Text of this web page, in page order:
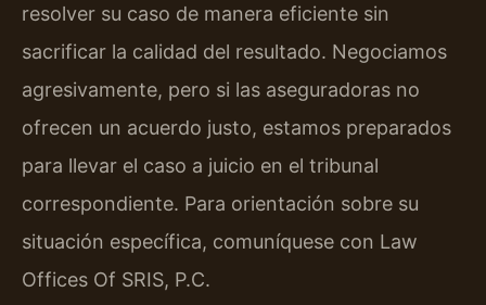
resolver su caso de manera eficiente sin
sacrificar la calidad del resultado. Negociamos
agresivamente, pero si las aseguradoras no
ofrecen un acuerdo justo, estamos preparados
para llevar el caso a juicio en el tribunal
correspondiente. Para orientación sobre su
situación específica, comuníquese con Law
Offices Of SRIS, P.C.